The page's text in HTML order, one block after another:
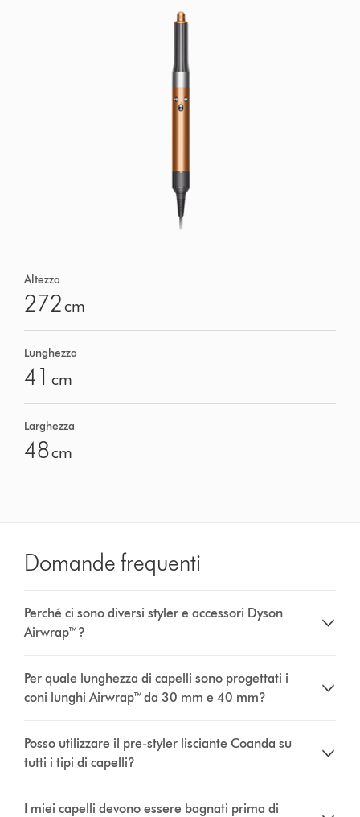
Altezza
272cm
Lunghezza
41 cm
Larghezza
48cm
Domande frequenti
Perché ci sono diversi styler e accessori Dyson
Airwrap™?
Per quale lunghezza di capelli sono progettati i
coni lunghi Airwrap™ da 30 mm e 40 mm?
Posso utilizzare il pre-styler lisciante Coanda su
tutti i tipi di capelli?
I miei capelli devono essere bagnati prima di